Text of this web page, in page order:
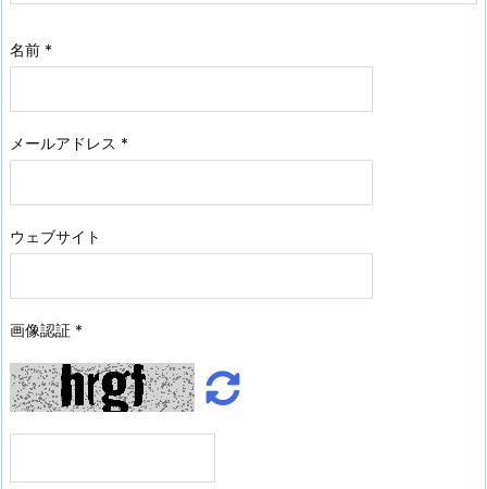
名前 *
メールアドレス *
ウェブサイト
画像認証 *